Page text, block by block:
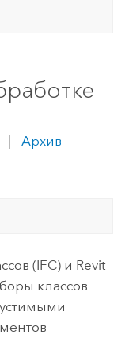
|
Архив
(IFC) и Revit
классов